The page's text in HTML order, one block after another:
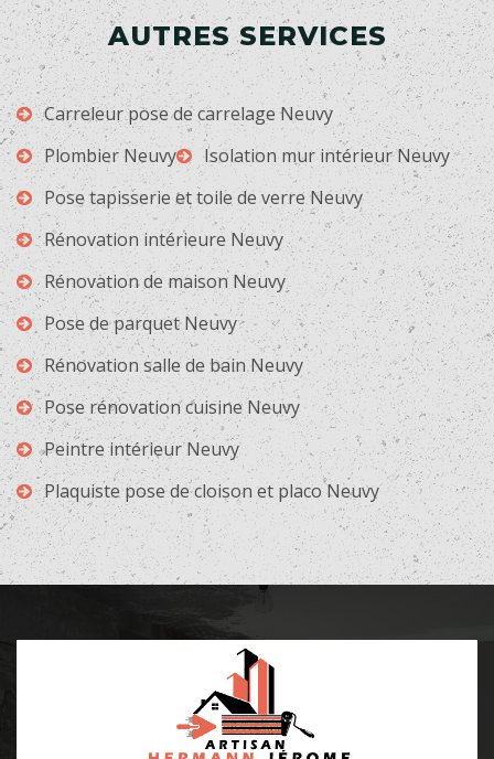
AUTRES SERVICES
Carreleur pose de carrelage Neuvy
Plombier Neuvy
Isolation mur intérieur Neuvy
Pose tapisserie et toile de verre Neuvy
Rénovation intérieure Neuvy
Rénovation de maison Neuvy
Pose de parquet Neuvy
Rénovation salle de bain Neuvy
Pose rénovation cuisine Neuvy
Peintre intérieur Neuvy
Plaquiste pose de cloison et placo Neuvy